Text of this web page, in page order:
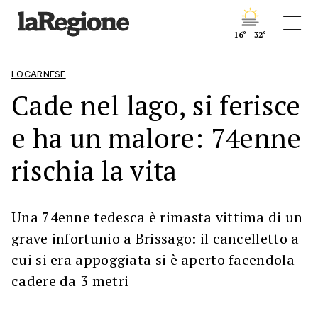
16° - 32°
LOCARNESE
Cade nel lago, si ferisce
e ha un malore: 74enne
rischia la vita
Una 74enne tedesca è rimasta vittima di un
grave infortunio a Brissago: il cancelletto a
cui si era appoggiata si è aperto facendola
cadere da 3 metri